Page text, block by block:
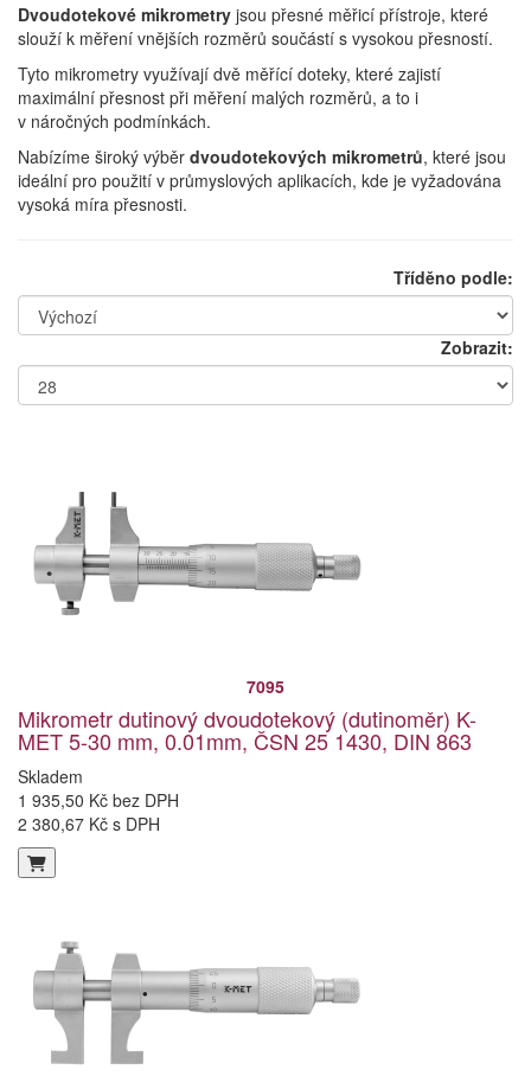
Dvoudotekové mikrometry jsou přesné měřicí přístroje, které
slouží k měření vnějších rozměrů součástí s vysokou přesností.
Tyto mikrometry využívají dvě měřící doteky, které zajistí
maximální přesnost při měření malých rozměrů, a to i
v náročných podmínkách.
Nabízíme široký výběr dvoudotekových mikrometrů, které jsou
ideální pro použití v průmyslových aplikacích, kde je vyžadována
vysoká míra přesnosti.
Tříděno podle:
Zobrazit:
7095
Mikrometr dutinový dvoudotekový (dutinoměr) K-
MET 5-30 mm, 0.01mm, ČSN 25 1430, DIN 863
Skladem
1 935,50 Kč bez DPH
2 380,67 Kč s DPH